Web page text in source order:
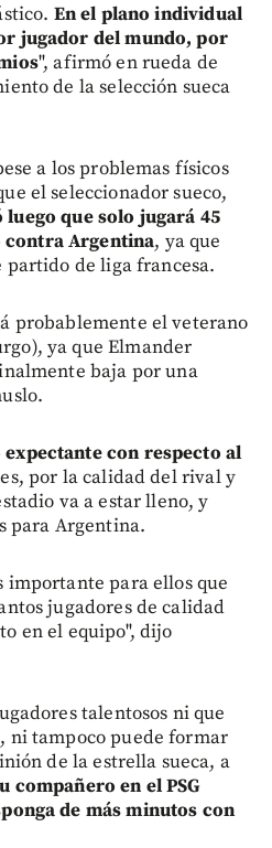
En el plano individual
jugador del mundo, por
", afirmó en rueda de
de la selección sueca
a los problemas físicos
el seleccionador sueco,
que solo jugará 45
Argentina, ya que
de liga francesa.
probablemente el veterano
ya que Elmander
baja por una
con respecto al
por la calidad del rival y
va a estar lleno, y
para Argentina.
importante para ellos que
jugadores de calidad
en el equipo", dijo
talentosos ni que
ni tampoco puede formar
de la estrella sueca, a
compañero en el PSG
de más minutos con